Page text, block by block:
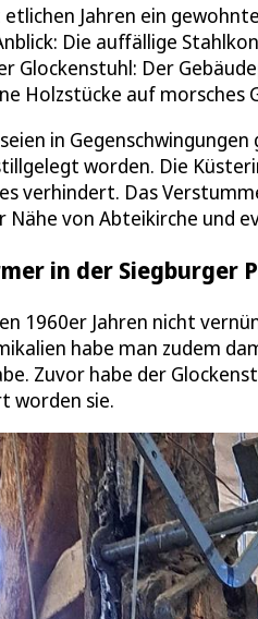
Jahren ein
Die auffällige
Glockenstuhl: Der
Holzstücke auf morsches
in
worden. Die
verhindert. Das
Nähe von Abteikirche und
in der Siegburger
1960er Jahren nicht
habe man zudem
Zuvor habe der
worden sie.